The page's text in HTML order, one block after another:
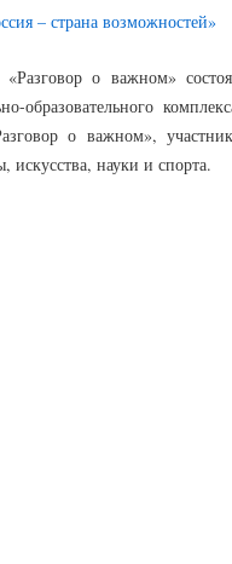
– страна возможностей»
о важном»
образовательного
о важном»,
искусства, науки и спорта.